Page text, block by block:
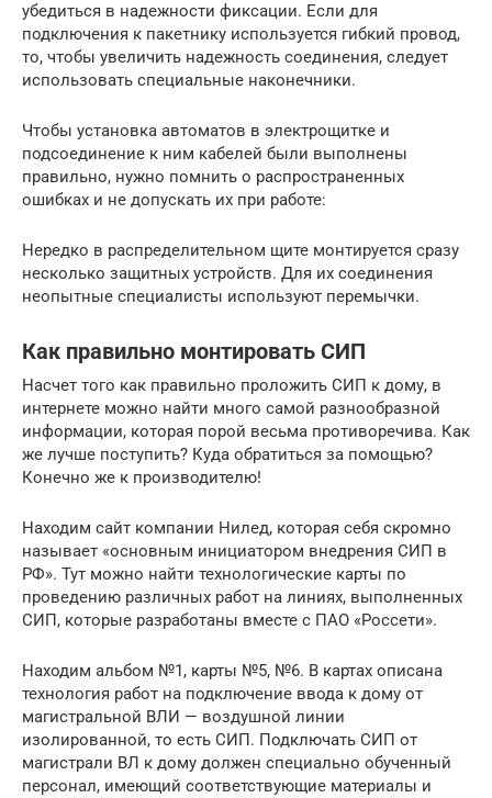
убедиться в надежности фиксации. Если для
подключения к пакетнику используется гибкий провод,
то, чтобы увеличить надежность соединения, следует
использовать специальные наконечники.
Чтобы установка автоматов в электрощитке и
подсоединение к ним кабелей были выполнены
правильно, нужно помнить о распространенных
ошибках и не допускать их при работе:
Нередко в распределительном щите монтируется сразу
несколько защитных устройств. Для их соединения
неопытные специалисты используют перемычки.
Как правильно монтировать СИП
Насчет того как правильно проложить СИП к дому, в
интернете можно найти много самой разнообразной
информации, которая порой весьма противоречива. Как
же лучше поступить? Куда обратиться за помощью?
Конечно же к производителю!
Находим сайт компании Нилед, которая себя скромно
называет «основным инициатором внедрения СИП в
РФ». Тут можно найти технологические карты по
проведению различных работ на линиях, выполненных
СИП, которые разработаны вместе с ПАО «Россети».
Находим альбом №1, карты №5, №6. В картах описана
технология работ на подключение ввода к дому от
магистральной ВЛИ — воздушной линии
изолированной, то есть СИП. Подключать СИП от
магистрали ВЛ к дому должен специально обученный
персонал, имеющий соответствующие материалы и